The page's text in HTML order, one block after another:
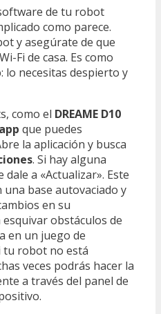
de tu robot
como parece.
y asegúrate de que
Fi de casa. Es como
lo necesitas despierto y
como el DREAME D10
app que puedes
la aplicación y busca
. Si hay alguna
a «Actualizar». Este
base autovaciado y
en su
obstáculos de
en un juego de
tu robot no está
veces podrás hacer la
a través del panel de